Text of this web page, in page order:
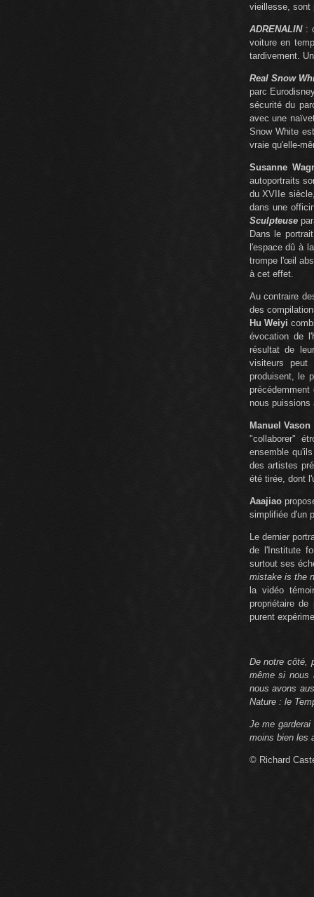
vieillesse, sont
ADRENALIN :
voiture en
tardivement.
Real Snow
parc
sécurité du
avec une
Snow White
vraie qu'elle-
Susanne
autoportraits
du XVIIe
dans une
Sculpteuse
Dans le
l'espace dû à
trompe l'œil
à cet effet.
Au contraire
des
Hu Weiyi
évocation de
résultat de
visiteurs peut
produisent, le
nous puissions
Manuel Vason
"collaborer"
ensemble
des artistes
été tirée, dont
Aaajiao
simplifiée d'un
Le dernier
de l'Institute
surtout ses
mistake is the
la vidéo
propriétaire
purent
De notre côté,
même si nous
nous avons
Nature : le
Je me
moins bien les
© Richard